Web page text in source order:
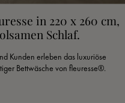
in 220 x 260 cm,
Schlaf.
Kunden erleben das luxuriöse
Bettwäsche von fleuresse®.